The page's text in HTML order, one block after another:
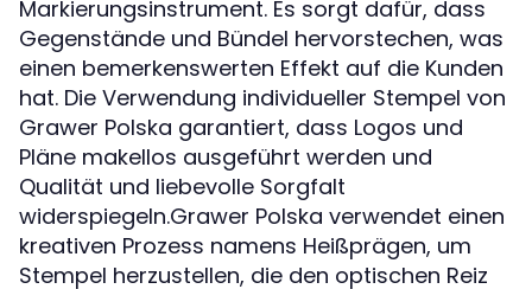
Markierungsinstrument. Es sorgt dafür, dass
Gegenstände und Bündel hervorstechen, was
einen bemerkenswerten Effekt auf die Kunden
hat. Die Verwendung individueller Stempel von
Grawer Polska garantiert, dass Logos und
Pläne makellos ausgeführt werden und
Qualität und liebevolle Sorgfalt
widerspiegeln.Grawer Polska verwendet einen
kreativen Prozess namens Heißprägen, um
Stempel herzustellen, die den optischen Reiz